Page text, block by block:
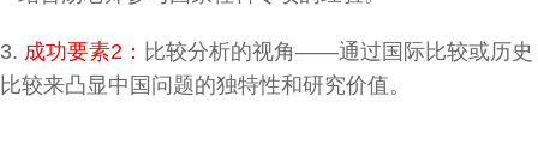
3. 成功要素2： 比较分析的视角——通过国际比较或历史
比较来凸显中国问题的独特性和研究价值。